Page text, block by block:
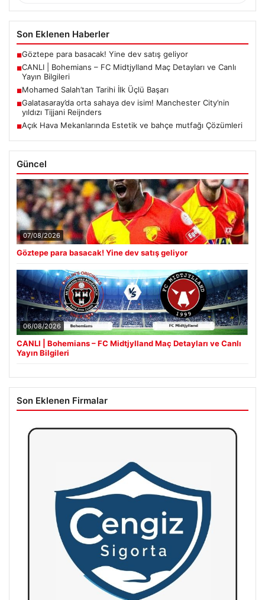
Son Eklenen Haberler
■Göztepe para basacak! Yine dev satış geliyor
■CANLI | Bohemians – FC Midtjylland Maç Detayları ve Canlı
Yayın Bilgileri
■Mohamed Salah’tan Tarihi İlk Üçlü Başarı
■Galatasaray’da orta sahaya dev isim! Manchester City’nin
yıldızı Tijjani Reijnders
■Açık Hava Mekanlarında Estetik ve bahçe mutfağı Çözümleri
Güncel
07/08/2026
Göztepe para basacak! Yine dev satış geliyor
06/08/2026
CANLI | Bohemians – FC Midtjylland Maç Detayları ve Canlı
Yayın Bilgileri
Son Eklenen Firmalar